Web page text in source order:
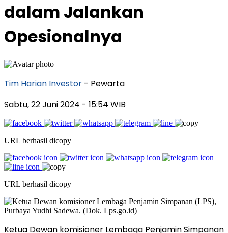
dalam Jalankan
Opesionalnya
Tim Harian Investor - Pewarta
Sabtu, 22 Juni 2024 - 15:54 WIB
URL berhasil dicopy
URL berhasil dicopy
Ketua Dewan komisioner Lembaga Penjamin Simpanan